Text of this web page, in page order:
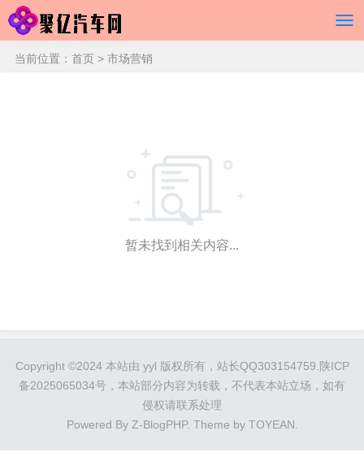
当前位置： 首页 > 市场营销
暂未找到相关内容...
Copyright ©2024 本站由 yyl 版权所有，站长QQ303154759. 陕ICP
备2025065034号 ，本站部分内容为转载，不代表本站立场，如有
侵权请联系处理
Powered By Z-BlogPHP. Theme by TOYEAN